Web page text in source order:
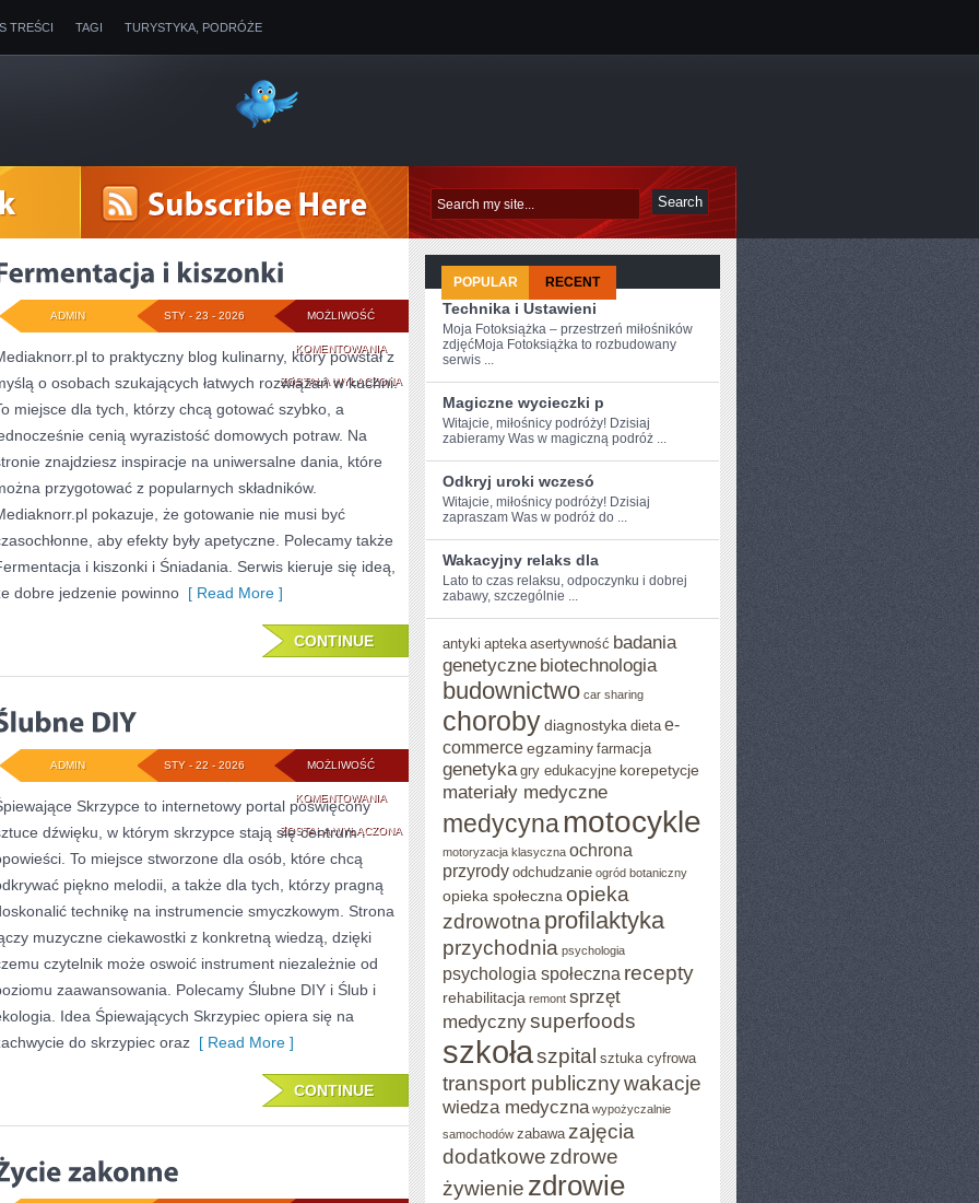
TREŚCI TAGI TURYSTYKA, PODRÓŻE
MOŻLIWOŚĆ
KOMENTOWANIAFERMENTACJA
I
KISZONKI
ZOSTAŁA WYŁĄCZONA
STY - 23 - 2026
ADMIN
to praktyczny blog kulinarny, który powstał z
o osobach szukających łatwych rozwiązań w kuchni.
miejsce dla tych, którzy chcą gotować szybko, a
cenią wyrazistość domowych potraw. Na
znajdziesz inspiracje na uniwersalne dania, które
przygotować z popularnych składników.
pokazuje, że gotowanie nie musi być
aby efekty były apetyczne. Polecamy także
i kiszonki i Śniadania. Serwis kieruje się ideą,
dobre jedzenie powinno [ Read More ]
CONTINUE
MOŻLIWOŚĆ
KOMENTOWANIAŚLUBNE
DIY
ZOSTAŁA WYŁĄCZONA
STY - 22 - 2026
ADMIN
Skrzypce to internetowy portal poświęcony
dźwięku, w którym skrzypce stają się centrum
To miejsce stworzone dla osób, które chcą
piękno melodii, a także dla tych, którzy pragną
technikę na instrumencie smyczkowym. Strona
muzyczne ciekawostki z konkretną wiedzą, dzięki
czytelnik może oswoić instrument niezależnie od
zaawansowania. Polecamy Ślubne DIY i Ślub i
Idea Śpiewających Skrzypiec opiera się na
do skrzypiec oraz [ Read More ]
CONTINUE
POPULAR RECENT
Technika i Ustawieni
Moja Fotoksiążka – przestrzeń miłośników
zdjęćMoja Fotoksiążka to rozbudowany
serwis ...
Magiczne wycieczki p
Witajcie, miłośnicy podróży!‌ Dzisiaj
⁢zabieramy Was w magiczną podróż ...
Odkryj uroki wczesó
Witajcie, miłośnicy podróży! Dzisiaj
zapraszam Was w podróż do ...
Wakacyjny relaks dla
Lato ⁢to czas ⁤relaksu, odpoczynku i dobrej
zabawy, szczególnie ...
antyki apteka asertywność badania
genetyczne biotechnologia
budownictwo car sharing
chorobydiagnostyka dieta e-
commerceegzaminy farmacja
genetyka gry edukacyjne korepetycje
materiały medyczne
medycynamotocykle
motoryzacja klasyczna ochrona
przyrody odchudzanie ogród botaniczny
opieka społeczna opieka
zdrowotna profilaktyka
przychodnia psychologia
psychologia społeczna recepty
rehabilitacja remont sprzęt
medycznysuperfoods
szkołaszpital sztuka cyfrowa
transport publicznywakacje
wiedza medyczna wypożyczalnie
samochodów zabawa zajęcia
dodatkowe zdrowe
żywienie zdrowie